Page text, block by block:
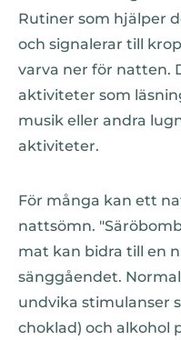
Rutiner som hjälper
och signalerar till
varva ner för natten.
aktiviteter som
musik eller andra
aktiviteter.
För många kan ett
nattsömn.
mat kan bidra till en
sänggåendet.
undvika stimulanser
choklad) och alkohol